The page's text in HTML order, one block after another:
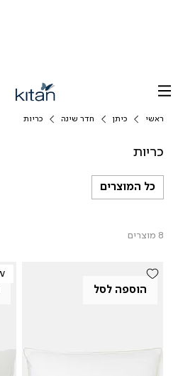
ראשי כיתן חדר שינה כריות
כריות
כל המוצרים
8 מוצרים
הוספה לסל